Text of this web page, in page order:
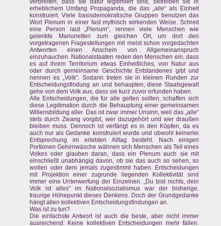
verbreiten, dass sie dafür legitimiert sind, betreiben sie in
erheblichem Umfang Propaganda, die das „alle“ als Einheit
konstruiert. Viele basisdemokratische Gruppen benutzen das
Wort Plenum in einer fast mythisch wirkenden Weise. Schreit
eine Person laut „Plenum“, rennen viele Menschen wie
gelenkte Marionetten zum gleichen Ort, um dort den
vorgetragenen Fragestellungen mit meist schon vorgedachten
Antworten einen Anschein von Allgemeinanspruch
einzuhauchen. Nationalstaaten reden den Menschen ein, dass
es auf ihrem Territorium etwas Einheitliches, von Natur aus
oder durch gemeinsame Geschichte Entstandenes gibt und
nennen es „Volk“. Sodann treten sie in kleinen Runden zur
Entscheidungsfindung an und behaupten, diese Staatsgewalt
gehe von dem Volk aus, dass sie kurz zuvor erfunden haben.
Alle Entscheidungen, die für alle gelten sollten, schaffen sich
diese Legitimation durch die Behauptung einer gemeinsamen
Willensbildung aller. Das ist zwar immer Unsinn, weil das „alle“
stets durch Zwang vorgibt, wer dazugehört und wer draußen
bleiben muss. Dennoch ist verfängt es in den Köpfen, da es
auch nur als Gedanke konstruiert wurde und obwohl keinerlei
Entsprechung im erlebten Alltag besteht. Nach einigen
Portionen Gehirnwäsche wähnen sich Menschen als Teil eines
Volkes oder glauben daran, dass ein Plenum auch sie mit
einschließt unabhängig davon, ob sie das auch so sehen, so
wollen oder dem jemals zugestimmt haben. Entscheidungen
mit Projektion einer zugrunde liegenden Kollektivität sind
immer eine Unterwerfung der Einzelnen. „Du bist nichts, dein
Volk ist alles“ im Nationalsozialismus war der bisherige,
traurige Höhepunkt dieses Denkens. Doch der Grundgedanke
hängt allen kollektiven Entscheidungsfindungen an.
Was ist zu tun?
Die einfachste Antwort ist auch die beste, aber nicht immer
ausreichend: Keine kollektiven Entscheidungen mehr fällen.